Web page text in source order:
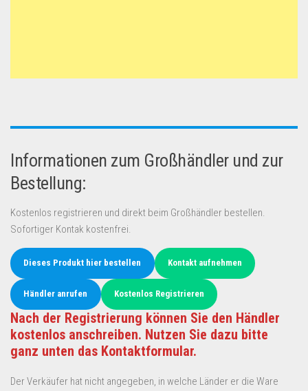
Informationen zum Großhändler und zur
Bestellung:
Kostenlos registrieren und direkt beim Großhändler bestellen.
Sofortiger Kontak kostenfrei.
Dieses Produkt hier bestellen Kontakt aufnehmen
Händler anrufen Kostenlos Registrieren
Nach der Registrierung können Sie den Händler
kostenlos anschreiben. Nutzen Sie dazu bitte
ganz unten das Kontaktformular.
Der Verkäufer hat nicht angegeben, in welche Länder er die Ware